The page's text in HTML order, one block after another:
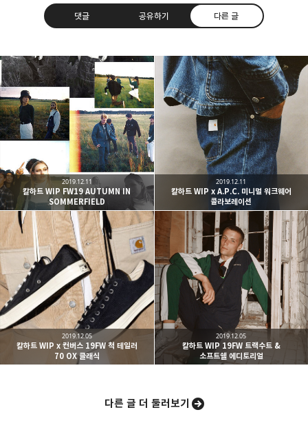
댓글 공유하기 다른 글
kjgsb
kjgsb 님의 블로그입니다.
구독하기
구독하기 카카오톡 라인
카카오스토리 밴드 네이버 블로그
칼하트 WIP FW19 AUTUMN IN
SOMMERFIELD
2019.12.11
칼하트 WIP x A.P.C. 미니멀 워크웨어
콜라보레이션
2019.12.11
칼하트 WIP x 컨버스 19FW 척 테일러
70 OX 클래식
2019.12.05
칼하트 WIP 19FW 트랙수트 &
소프트쉘 에디토리얼
2019.12.05
다른 글 더 둘러보기